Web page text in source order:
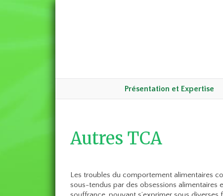
Présentation et Expertise
Autres TCA
Les troubles du comportement alimentaires
sous-tendus par des obsessions